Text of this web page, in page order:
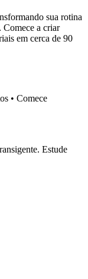
sua rotina
Comece a criar
em cerca de 90
• Comece
Estude